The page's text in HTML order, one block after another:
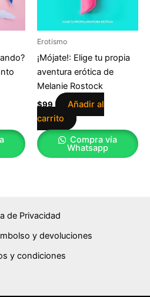
Erotismo
¡Mójate!: Elige tu propia
aventura erótica de
Melanie Rostock
$99
Añadir al
carrito
Compra vía
Whatsapp
de Privacidad
y devoluciones
y condiciones